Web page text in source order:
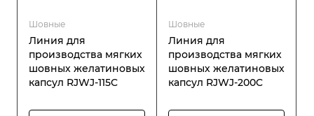
Шовные
Линия для
производства мягких
шовных желатиновых
капсул RJWJ-115C
Шовные
Линия для
производства мягких
шовных желатиновых
капсул RJWJ-200C